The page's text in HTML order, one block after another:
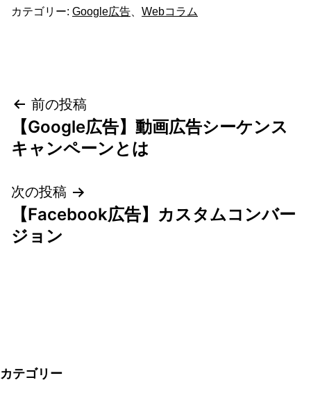
カテゴリー: Google広告 Webコラム
投
稿
ビ
ゲ
ン
前の投稿
【Google広告】動画広告シーケンス
キャンペーンとは
次の投稿
【Facebook広告】カスタムコンバー
ジョン
カテゴリー